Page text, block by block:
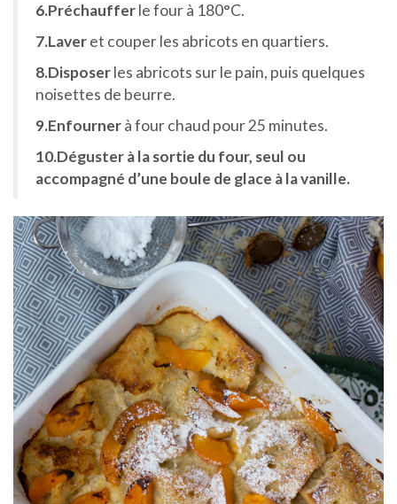
6.Préchaufferle four à 180°C.
7.Laveret couper les abricots en quartiers.
8.Disposerles abricots sur le pain, puis quelques
noisettes de beurre.
9.Enfournerà four chaud pour 25 minutes.
10.Déguster à la sortie du four, seul ou
accompagné d’une boule de glace à la vanille.